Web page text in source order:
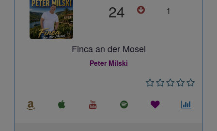
24 1
Finca an der Mosel
Peter Milski